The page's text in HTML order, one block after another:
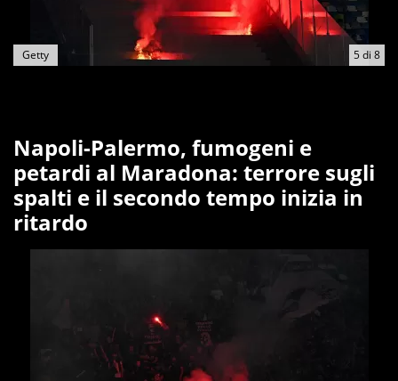
5di 8
Getty
Napoli-Palermo, fumogeni e
petardi al Maradona: terrore sugli
spalti e il secondo tempo inizia in
ritardo